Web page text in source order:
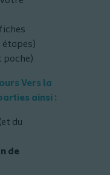
étapes)
poche)
Vers la
ainsi :
(et du
de